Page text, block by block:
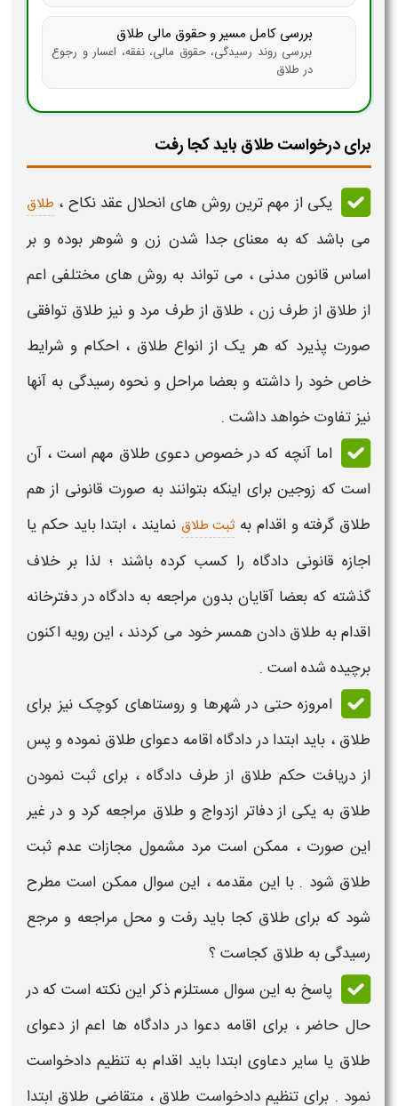
بررسی کامل مسیر و حقوق مالی طلاق
بررسی روند رسیدگی، حقوق مالی، نفقه، اعسار و رجوع
در طلاق
برای درخواست طلاق باید کجا رفت
یکی از مهم ترین روش های انحلال عقد نکاح ، طلاق
می باشد که به معنای جدا شدن زن و شوهر بوده و بر
اساس قانون مدنی ، می تواند به روش های مختلفی اعم
از طلاق از طرف زن ، طلاق از طرف مرد و نیز طلاق توافقی
صورت پذیرد که هر یک از انواع طلاق ، احکام و شرایط
خاص خود را داشته و بعضا مراحل و نحوه رسیدگی به آنها
نیز تفاوت خواهد داشت .
اما آنچه که در خصوص دعوی طلاق مهم است ، آن
است که زوجین برای اینکه بتوانند به صورت قانونی از هم
طلاق گرفته و اقدام بهثبت طلاق نمایند ، ابتدا باید حکم یا
اجازه قانونی دادگاه را کسب کرده باشند ؛ لذا بر خلاف
گذشته که بعضا آقایان بدون مراجعه به دادگاه در دفترخانه
اقدام به طلاق دادن همسر خود می کردند ، این رویه اکنون
برچیده شده است .
امروزه حتی در شهرها و روستاهای کوچک نیز برای
طلاق، باید ابتدا در دادگاه اقامه دعوای طلاقنموده و پس
از دریافتحکم طلاق از طرف دادگاه ، برای ثبت نمودن
طلاقبه یکی از دفاتر ازدواج و طلاق مراجعه کرد و در غیر
این صورت ، ممکن است مرد مشمول مجازات عدم ثبت
طلاق شود . با این مقدمه ، این سوال ممکن است مطرح
شود که برای طلاق کجا باید رفت و محل مراجعه و مرجع
رسیدگی به طلاق کجاست ؟
پاسخ به این سوال مستلزم ذکر این نکته است که در
حال حاضر ، برای اقامه دعوا در دادگاه ها اعم از دعوای
طلاق یا سایر دعاوی ابتدا باید اقدام به تنظیم دادخواست
نمود . برای تنظیم دادخواست طلاق ، متقاضی طلاق ابتدا